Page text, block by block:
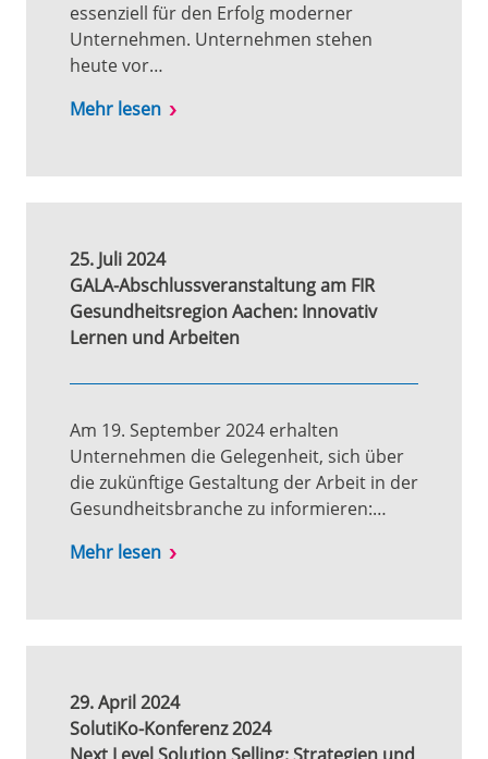
essenziell für den Erfolg moderner
Unternehmen. Unternehmen stehen
heute vor…
Mehr lesen
25. Juli 2024
GALA-Abschlussveranstaltung am FIR
Gesundheitsregion Aachen: Innovativ
Lernen und Arbeiten
Am 19. September 2024 erhalten
Unternehmen die Gelegenheit, sich über
die zukünftige Gestaltung der Arbeit in der
Gesundheitsbranche zu informieren:…
Mehr lesen
29. April 2024
SolutiKo-Konferenz 2024